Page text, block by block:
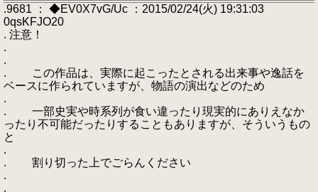
.9681 ： ◆EV0X7vG/Uc ：2015/02/24(火) 19:31:03
0qsKFJO20
. 注意！
.
.
. この作品は、実際に起こったとされる出来事や逸話を
ベースに作られていますが、物語の演出などのため
.
. 一部史実や時系列が食い違ったり現実的にありえなか
ったり不可能だったりすることもありますが、そういうもの
と
.
. 割り切った上でごらんください
.
.